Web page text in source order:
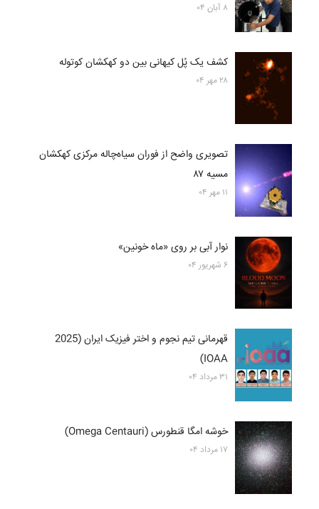
۸ آبان ۰۴
کشف یک پُل کیهانی بین دو کهکشان کوتوله
۲۸ مهر ۰۴
تصویری واضح از فوران سیاه‌چاله مرکزی کهکشان
مسیه ۸۷
۱۱ مهر ۰۴
نوار آبی بر روی «ماه خونین»
۶ شهریور ۰۴
قهرمانی تیم نجوم و اختر فیزیک ایران (2025
IOAA)
۳۱ مرداد ۰۴
خوشه امگا قنطورس (Omega Centauri)
۱۷ مرداد ۰۴